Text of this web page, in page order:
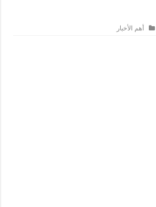
أهم الأخبار